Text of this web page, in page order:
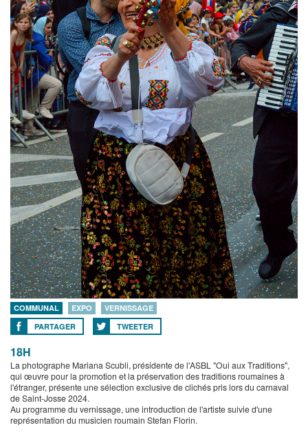
COMMUNAL EXPO
VERNISSAGE
PARTAGER
TWEETER
18H
La photographe Mariana Scubli, présidente de l'ASBL "Oui aux Traditions",
qui œuvre pour la promotion et la préservation des traditions roumaines à
l'étranger, présente une sélection exclusive de clichés pris lors du carnaval
de Saint-Josse 2024.
Au programme du vernissage, une introduction de l'artiste suivie d'une
représentation du musicien roumain Stefan Florin.